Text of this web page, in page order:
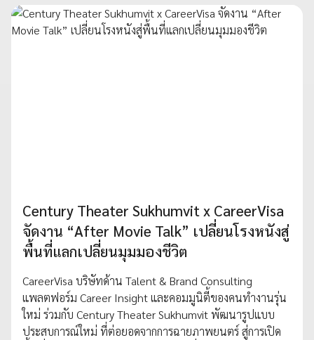
Century Theater Sukhumvit x CareerVisa
จัดงาน “After Movie Talk” เปลี่ยนโรงหนังสู่
พื้นที่แลกเปลี่ยนมุมมองชีวิต
CareerVisa บริษัทด้าน Talent & Brand Consulting
แพลตฟอร์ม Career Insight และคอมมูนิตี้ของคนทำงานรุ่น
ใหม่ ร่วมกับ Century Theater Sukhumvit พัฒนารูปแบบ
ประสบการณ์ใหม่ ที่ต่อยอดจากการฉายภาพยนตร์ สู่การเปิด